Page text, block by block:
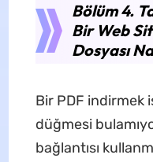
Bölüm 4.
Bir Web
Dosyası
Bir PDF indirmek
düğmesi
bağlantısı